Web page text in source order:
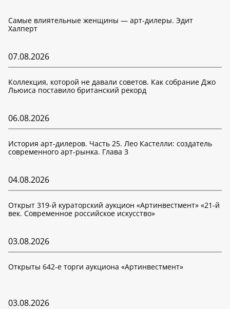
Самые влиятельные женщины — арт-дилеры. Эдит
Халперт
07.08.2026
Коллекция, которой не давали советов. Как собрание Джо
Льюиса поставило британский рекорд
06.08.2026
История арт-дилеров. Часть 25. Лео Кастелли: создатель
современного арт-рынка. Глава 3
04.08.2026
Открыт 319-й кураторский аукцион «Артинвестмент» «21-й
век. Современное российское искусство»
03.08.2026
Открыты 642-е торги аукциона «Артинвестмент»
03.08.2026